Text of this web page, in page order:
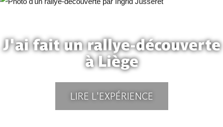
J'ai fait un rallye-découverte
à Liège
LIRE L'EXPÉRIENCE